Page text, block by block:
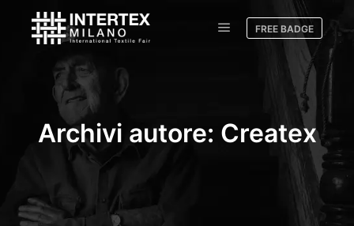
FREE BADGE
Archivi autore: Createx